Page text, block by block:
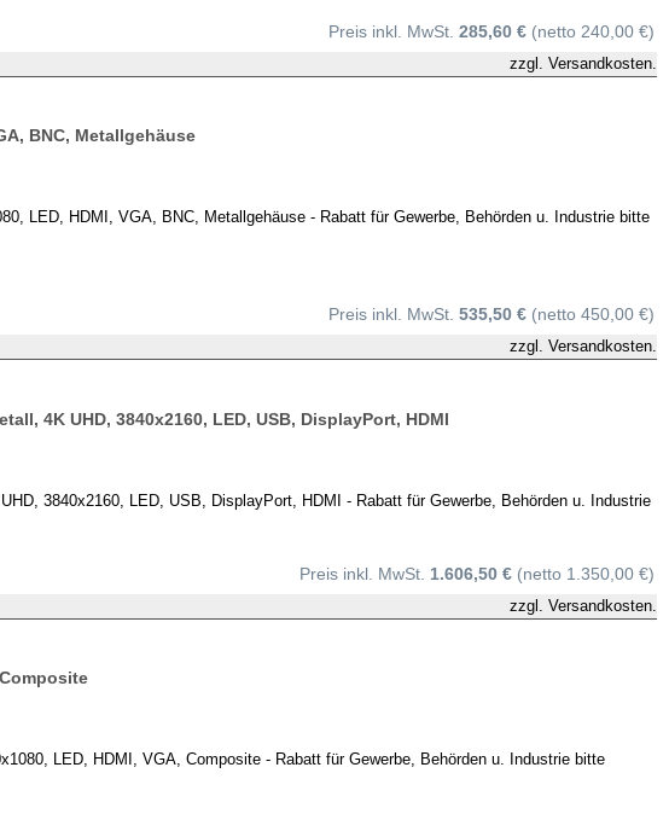
Preis inkl. MwSt. 285,60 € (netto 240,00 €)
zzgl. Versandkosten.
BNC, Metallgehäuse
LED, HDMI, VGA, BNC, Metallgehäuse - Rabatt für Gewerbe, Behörden u. Industrie bitte
Preis inkl. MwSt. 535,50 € (netto 450,00 €)
zzgl. Versandkosten.
4K UHD, 3840x2160, LED, USB, DisplayPort, HDMI
3840x2160, LED, USB, DisplayPort, HDMI - Rabatt für Gewerbe, Behörden u. Industrie
Preis inkl. MwSt. 1.606,50 € (netto 1.350,00 €)
zzgl. Versandkosten.
LED, HDMI, VGA, Composite - Rabatt für Gewerbe, Behörden u. Industrie bitte